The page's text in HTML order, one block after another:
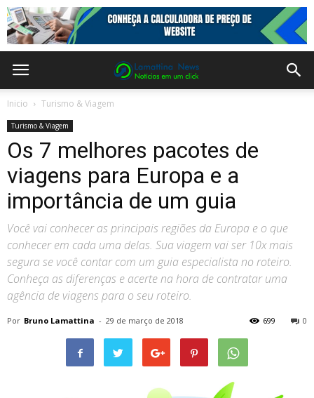
Inicio Turismo & Viagem
Turismo & Viagem
Os 7 melhores pacotes de
viagens para Europa e a
importância de um guia
Você vai conhecer as principais regiões da Europa e o que
conhecer em cada uma delas. Sua viagem vai ser 10x mais
segura se você contar com um guia especialista no roteiro.
Conheça as diferenças e acerte na hora de contratar uma
agência de viagens para o seu roteiro.
Por Bruno Lamattina - 29 de março de 2018 0
699